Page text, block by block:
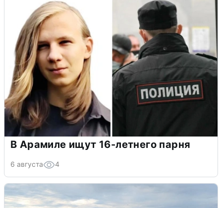
В Арамиле ищут 16-летнего парня
6 августа 4